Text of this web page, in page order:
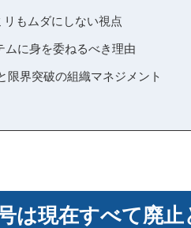
もムダにしない視点
ムに身を委ねるべき理由
限界突破の組織マネジメント
は現在すべて廃止